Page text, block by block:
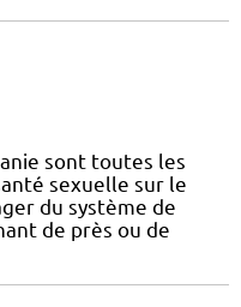
sont toutes les
sexuelle sur le
du système de
de près ou de